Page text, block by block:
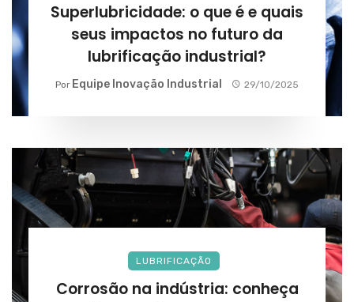
Superlubricidade: o que é e quais
seus impactos no futuro da
lubrificação industrial?
Por Equipe Inovação Industrial 29/10/2025
LUBRIFICAÇÃO
Corrosão na indústria: conheça